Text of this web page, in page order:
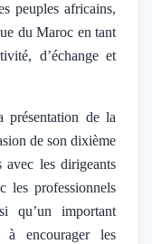
peuples africains,
du Maroc en tant
d’échange et
présentation de la
de son dixième
avec les dirigeants
les professionnels
qu’un important
à encourager les